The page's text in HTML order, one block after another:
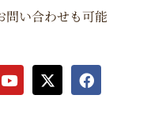
い合わせも可能
Y
o
u
X
-
t
F
a
c